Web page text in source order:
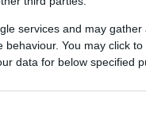
services and may gather
You may click
data for below specified